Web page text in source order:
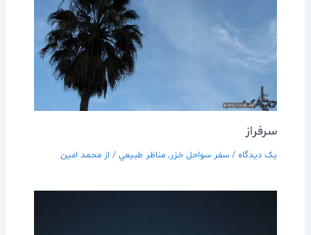
سرفراز
یک دیدگاه / سفر سواحل خزر, مناظر طبيعي/ از محمد امین